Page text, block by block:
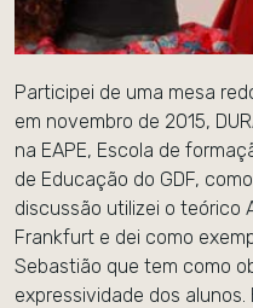
Participei de uma mesa
em novembro de 2015,
na EAPE, Escola de
de Educação do GDF,
discussão utilizei o teórico
Frankfurt e dei como
Sebastião que tem como
expressividade dos